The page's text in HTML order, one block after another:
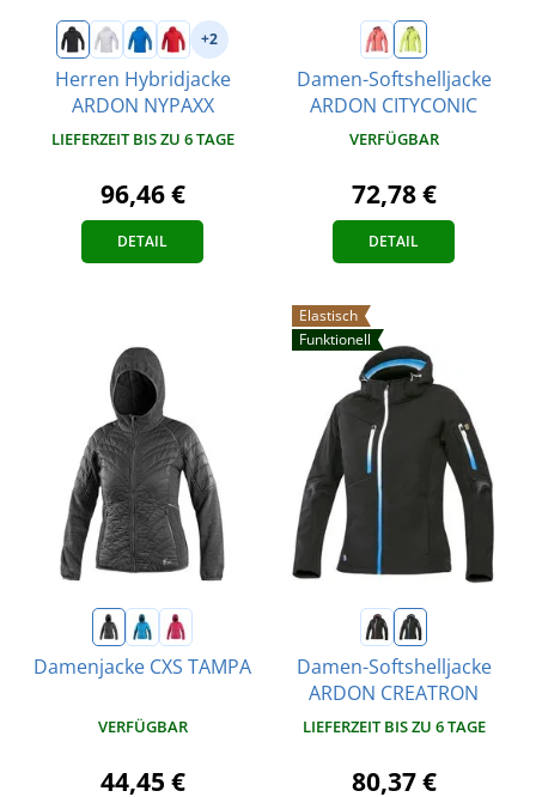
+2
Herren Hybridjacke
ARDON NYPAXX
LIEFERZEIT BIS ZU 6 TAGE
96,46 €
DETAIL
Damen-Softshelljacke
ARDON CITYCONIC
VERFÜGBAR
72,78 €
DETAIL
Damenjacke CXS TAMPA
VERFÜGBAR
44,45 €
Elastisch
Funktionell
Damen-Softshelljacke
ARDON CREATRON
LIEFERZEIT BIS ZU 6 TAGE
80,37 €